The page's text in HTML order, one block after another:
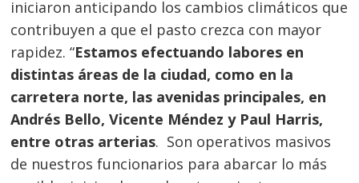
iniciaron anticipando los cambios climáticos que
contribuyen a que el pasto crezca con mayor
rapidez. “Estamos efectuando labores en
distintas áreas de la ciudad, como en la
carretera norte, las avenidas principales, en
Andrés Bello, Vicente Méndez y Paul Harris,
entre otras arterias. Son operativos masivos
de nuestros funcionarios para abarcar lo más